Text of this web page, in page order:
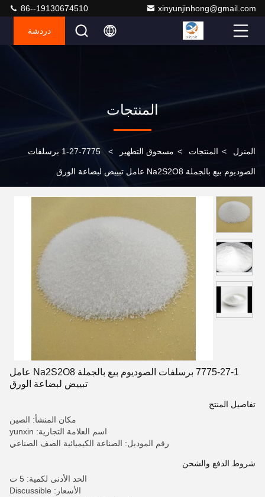
xinyunjinhong@gmail.com
86--19130674510
دردشة
المنتجات
المنزل > المنتجات > مسحوق التطهير > 7775-27-1 برسلفات
الصوديوم بيع بالجملة Na2S2O8 عامل تبييض لبضاعة الورق
7775-27-1 برسلفات الصوديوم بيع بالجملة Na2S2O8 عامل
تبييض لبضاعة الورق
تفاصيل المنتج
مكان المنشأ: الصين
اسم العلامة التجارية: yunxin
رقم الموديل: الصناعة الكيميائية الصف الصناعي
شروط الدفع والشحن
الحد الأدنى لكمية: 5 ت
الأسعار: Discussible